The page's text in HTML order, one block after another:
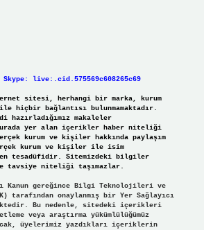
Skype: live:.cid.575569c608265c69
sitesi, herhangi bir marka, kurum
hiçbir bağlantısı bulunmamaktadır.
hazırladığımız makaleler
yer alan içerikler haber niteliği
kurum ve kişiler hakkında paylaşım
kurum ve kişiler ile isim
tesadüfidir. Sitemizdeki bilgiler
tavsiye niteliği taşımazlar.
Kanun gereğince Bilgi Teknolojileri ve
tarafından onaylanmış bir Yer Sağlayıcı
Bu nedenle, sitedeki içerikleri
veya araştırma yükümlülüğümüz
üyelerimiz yazdıkları içeriklerin